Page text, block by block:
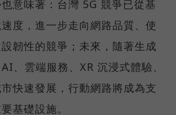
意味著：台灣 5G 競爭已從基
度，進一步走向網路品質、使
韌性的競爭；未來，隨著生成
、雲端服務、XR 沉浸式體驗、
快速發展，行動網路將成為支
基礎設施。